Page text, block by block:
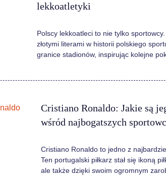
lekkoatletyki
Polscy lekkoatleci to nie tylko
złotymi literami w historii polskiego
granice stadionów, inspirując kolejne
Cristiano Ronaldo: Jakie są
wśród najbogatszych
Cristiano Ronaldo to jedno z
Ten portugalski piłkarz stał się ikoną
ale także dzięki swoim ogromnym